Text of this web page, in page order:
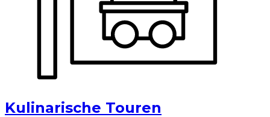
Kulinarische Touren